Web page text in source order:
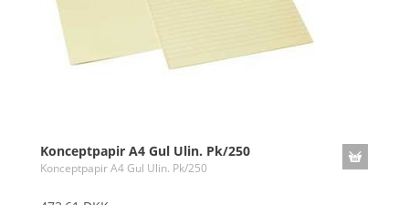
Konceptpapir A4 Gul Ulin. Pk/250
Konceptpapir A4 Gul Ulin. Pk/250